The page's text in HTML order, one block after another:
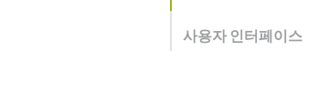
사용자 인터페이스